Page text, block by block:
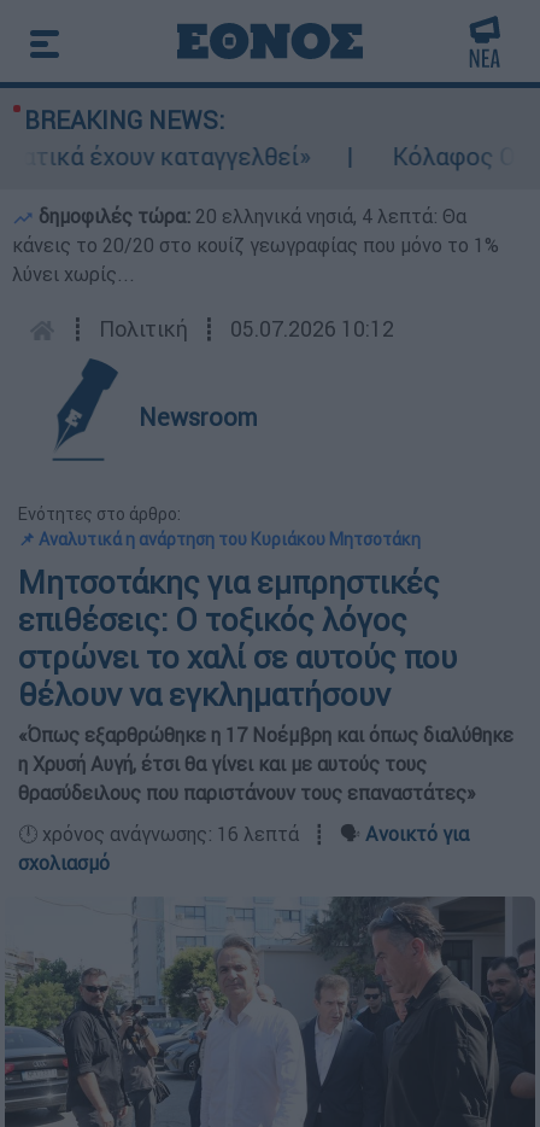
BREAKING NEWS:
καταγγελθεί»
Κόλαφος ΟΟΣΑ: Στην
δημοφιλές τώρα: 20 ελληνικά νησιά, 4 λεπτά: Θα
κάνεις το 20/20 στο κουίζ γεωγραφίας που μόνο το 1%
λύνει χωρίς...
┋ Πολιτική ┋ 05.07.2026 10:12
Newsroom
Ενότητες στο άρθρο:
📌 Αναλυτικά η ανάρτηση του Κυριάκου Μητσοτάκη
Μητσοτάκης για εμπρηστικές
επιθέσεις: Ο τοξικός λόγος
στρώνει το χαλί σε αυτούς που
θέλουν να εγκληματήσουν
«Όπως εξαρθρώθηκε η 17 Νοέμβρη και όπως διαλύθηκε
η Χρυσή Αυγή, έτσι θα γίνει και με αυτούς τους
θρασύδειλους που παριστάνουν τους επαναστάτες»
🕛 χρόνος ανάγνωσης: 16 λεπτά ┋ 🗣️ Ανοικτό για
σχολιασμό